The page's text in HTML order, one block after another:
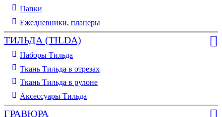
Папки
Ежедневники, планеры
ТИЛЬДА (TILDA)
Наборы Тильда
Ткань Тильда в отрезах
Ткань Тильда в рулоне
Аксессуары Тильда
ГРАВЮРА